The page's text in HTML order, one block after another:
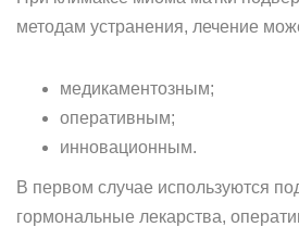
методам устранения, лечение
медикаментозным;
оперативным;
инновационным.
В первом случае используются
гормональные лекарства,